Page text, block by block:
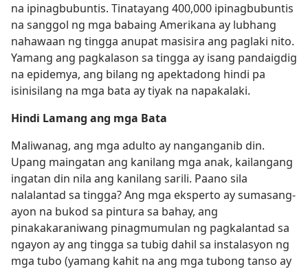
na ipinagbubuntis. Tinatayang 400,000 ipinagbubuntis
na sanggol ng mga babaing Amerikana ay lubhang
nahawaan ng tingga anupat masisira ang paglaki nito.
Yamang ang pagkalason sa tingga ay isang pandaigdig
na epidemya, ang bilang ng apektadong hindi pa
isinisilang na mga bata ay tiyak na napakalaki.
Hindi Lamang ang mga Bata
Maliwanag, ang mga adulto ay nanganganib din.
Upang maingatan ang kanilang mga anak, kailangang
ingatan din nila ang kanilang sarili. Paano sila
nalalantad sa tingga? Ang mga eksperto ay sumasang-
ayon na bukod sa pintura sa bahay, ang
pinakakaraniwang pinagmumulan ng pagkalantad sa
ngayon ay ang tingga sa tubig dahil sa instalasyon ng
mga tubo (yamang kahit na ang mga tubong tanso ay